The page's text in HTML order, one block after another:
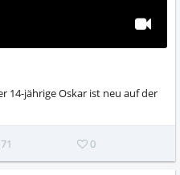
14-jährige Oskar ist neu auf der
0